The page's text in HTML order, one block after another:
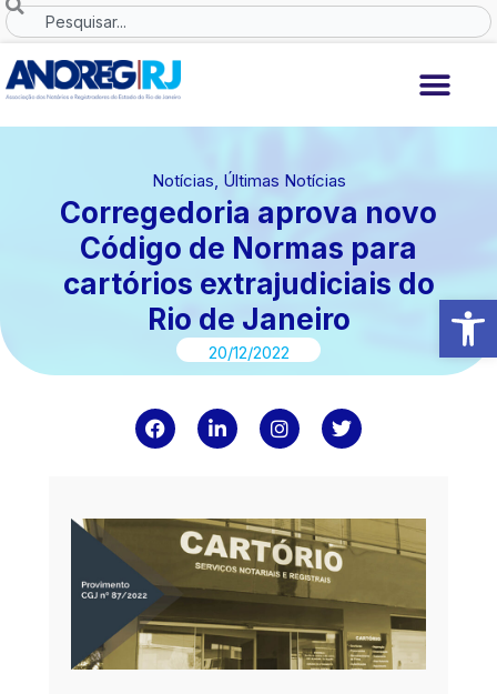
Abrir
Ir
o
Search
Notícias, Últimas Notícias
Corregedoria aprova novo
Código de Normas para
cartórios extrajudiciais do
Rio de Janeiro
20/12/2022
F
a
o
L
i
d
i
n
I
n
g
r
a
m
T
w
e
r